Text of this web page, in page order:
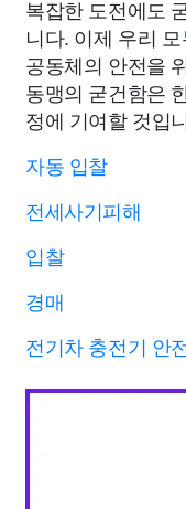
복잡한 도전에도
니다. 이제 우리
공동체의 안전을
동맹의 굳건함은
정에 기여할 것입
자동 입찰
전세사기피해
입찰
경매
전기차 충전기 안